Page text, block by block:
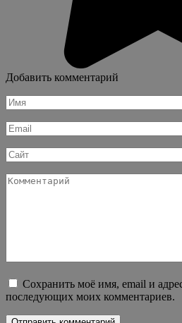
Добавить комментарий
Имя
*
Email
*
Сайт
Комментарий
Сохранить моё имя, email и
последующих моих комментариев.